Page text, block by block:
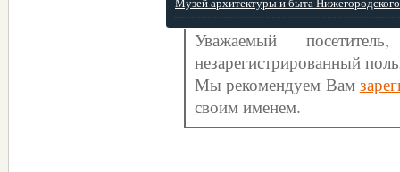
Уважаемый
незарегистрированный
Мы рекомендуем Вам
своим именем.